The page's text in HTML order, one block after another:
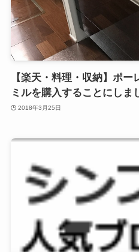
【楽天・料理・収納】ポ
ミルを購入することにしま
2018年3月25日